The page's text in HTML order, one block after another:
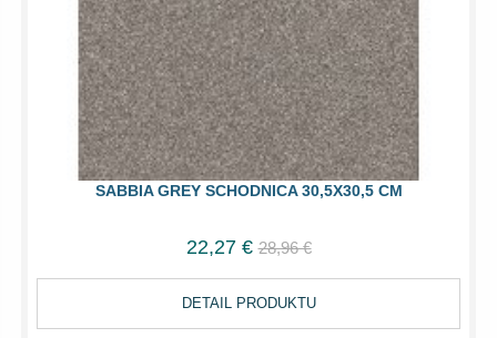
SABBIA GREY SCHODNICA 30,5X30,5 CM
22,27 € 28,96 €
DETAIL PRODUKTU